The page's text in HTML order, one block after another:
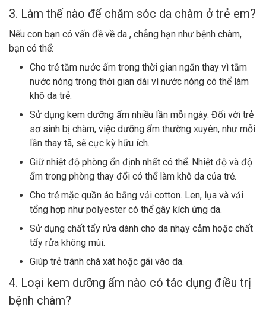
3. Làm thế nào để chăm sóc da chàm ở trẻ em?
Nếu con bạn có vấn đề về da , chẳng hạn như bệnh chàm,
bạn có thể:
Cho trẻ tắm nước ấm trong thời gian ngắn thay vì tắm
nước nóng trong thời gian dài vì nước nóng có thể làm
khô da trẻ.
Sử dụng kem dưỡng ẩm nhiều lần mỗi ngày. Đối với trẻ
sơ sinh bị chàm, việc dưỡng ẩm thường xuyên, như mỗi
lần thay tã, sẽ cực kỳ hữu ích.
Giữ nhiệt độ phòng ổn định nhất có thể. Nhiệt độ và độ
ẩm trong phòng thay đổi có thể làm khô da của trẻ.
Cho trẻ mặc quần áo bằng vải cotton. Len, lụa và vải
tổng hợp như polyester có thể gây kích ứng da.
Sử dụng chất tẩy rửa dành cho da nhạy cảm hoặc chất
tẩy rửa không mùi.
Giúp trẻ tránh chà xát hoặc gãi vào da.
4. Loại kem dưỡng ẩm nào có tác dụng điều trị
bệnh chàm?